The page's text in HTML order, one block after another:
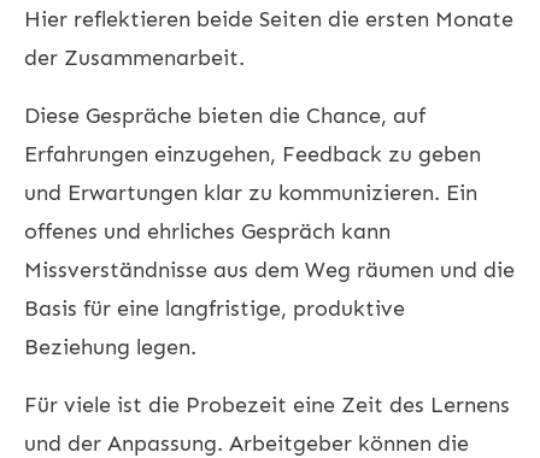
Hier reflektieren beide Seiten die ersten Monate
der Zusammenarbeit.
Diese Gespräche bieten die Chance, auf
Erfahrungen einzugehen, Feedback zu geben
und Erwartungen klar zu kommunizieren. Ein
offenes und ehrliches Gespräch kann
Missverständnisse aus dem Weg räumen und die
Basis für eine langfristige, produktive
Beziehung legen.
Für viele ist die Probezeit eine Zeit des Lernens
und der Anpassung. Arbeitgeber können die